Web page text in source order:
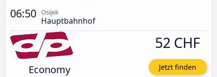
06:50 Osijek
Hauptbahnhof
Economy
52 CHF
Jetzt finden